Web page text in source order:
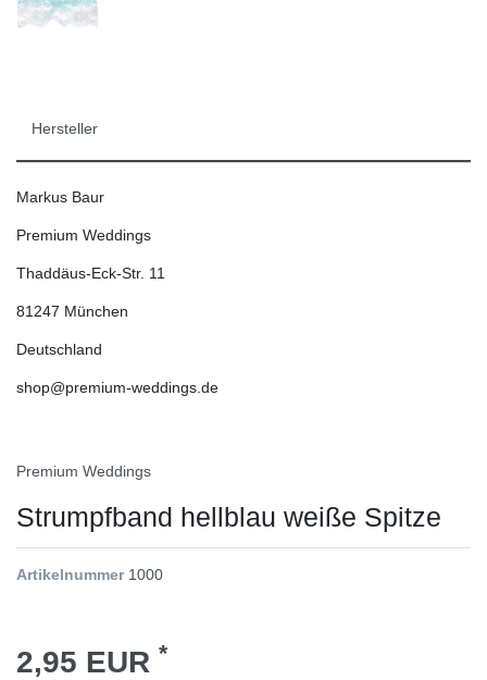
Hersteller
Markus Baur
Premium Weddings
Thaddäus-Eck-Str. 11
81247 München
Deutschland
shop@premium-weddings.de
Premium Weddings
Strumpfband hellblau weiße Spitze
Artikelnummer 1000
2,95 EUR *